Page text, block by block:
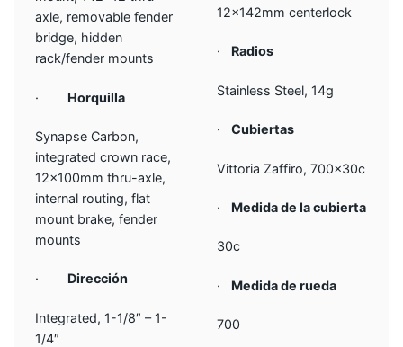
axle, removable fender
bridge, hidden
rack/fender mounts
· Horquilla
Synapse Carbon,
integrated crown race,
12x100mm thru-axle,
internal routing, flat
mount brake, fender
mounts
· Dirección
Integrated, 1-1/8″ – 1-
1/4″
12x142mm centerlock
· Radios
Stainless Steel, 14g
·Cubiertas
Vittoria Zaffiro, 700x30c
· Medida de la cubierta
30c
· Medida de rueda
700